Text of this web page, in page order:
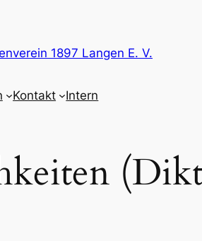
1897 Langen E. V.
Kontakt Intern